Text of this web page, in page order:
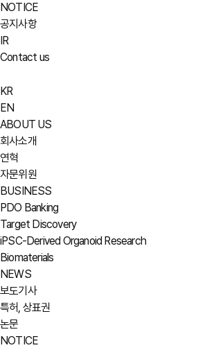
NOTICE
공지사항
IR
Contact us
KR
EN
ABOUT US
회사소개
연혁
자문위원
BUSINESS
PDO Banking
Target Discovery
iPSC-Derived Organoid Research
Biomaterials
NEWS
보도기사
특허, 상표권
논문
NOTICE